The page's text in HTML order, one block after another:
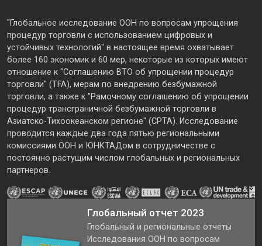
"Глобальное исследование ООН по вопросам упрощения
процедур торговли с использованием цифровых и
устойчивых технологий" в настоящее время охватывает
более 160 экономик и 60 мер, некоторые из которых имеют
отношение к "Соглашению ВТО об упрощении процедур
торговли" (TFA), мерам по внедрению безбумажной
торговли, а также к "Рамочному соглашению об упрощении
процедур трансграничной безбумажной торговли в
Азиатско-Тихоокеанском регионе" (CPTA). Исследование
проводится каждые два года пятью региональными
комиссиями ООН и ЮНКТАДом в сотрудничестве с
постоянно растущим числом глобальных и региональных
партнеров.
Глобальный отчет 2023
Глобальный и региональные отчеты
Исследования ООН по вопросам